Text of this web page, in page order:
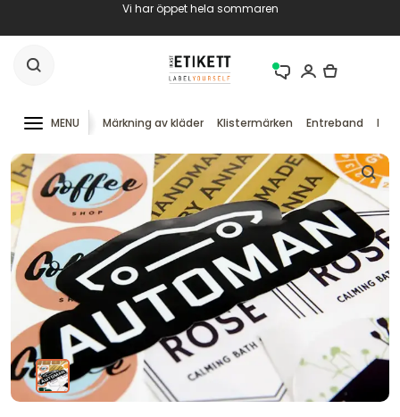
Vi har öppet hela sommaren
MENU Märkning av kläder Klistermärken Entreband RFID